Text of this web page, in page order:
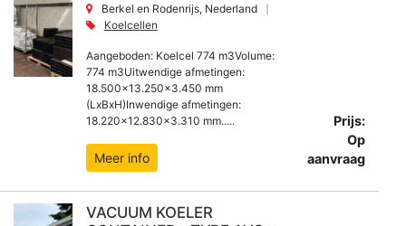
Berkel en Rodenrijs, Nederland
Koelcellen
Aangeboden: Koelcel 774 m3Volume:
774 m3Uitwendige afmetingen:
18.500x13.250x3.450 mm
(LxBxH)Inwendige afmetingen:
18.220x12.830x3.310 mm.....
Meer info
Prijs:
Op
aanvraag
VACUUM KOELER